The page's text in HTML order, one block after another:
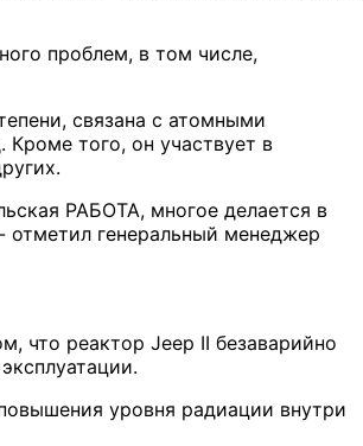
проблем, в том числе,
связана с атомными
того, он участвует в
РАБОТА, многое делается в
генеральный менеджер
что реактор Jeep II безаварийно
уровня радиации внутри